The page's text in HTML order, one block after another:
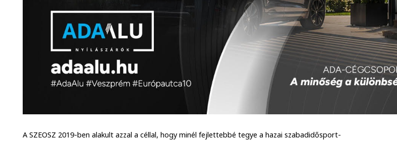
A SZEOSZ 2019-ben alakult azzal a céllal, hogy minél fejlettebbé tegye a hazai szabadidősport-